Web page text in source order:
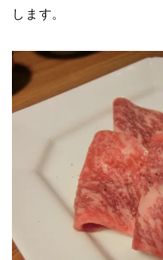
します。